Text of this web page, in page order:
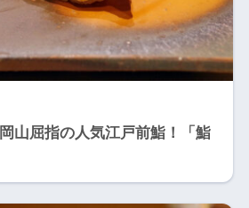
山屈指の人気江戸前鮨！「鮨